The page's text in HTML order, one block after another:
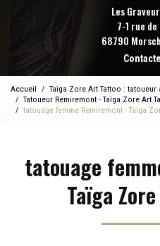
Les
7-1 rue
68790
Accueil
Taïga Zore Art Tattoo :
Tatoueur Remiremont - Taïga Zore Art
tatouage femme Remiremont - Taïga
tatouage
Taïga